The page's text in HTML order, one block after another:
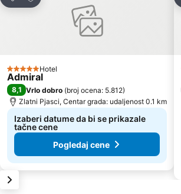
Deli
5 Zvezdice
Hotel
Admiral
8,1 Vrlo dobro (broj ocena: 5.812)
Zlatni Pjasci, Centar grada: udaljenost 0.1 km
Izaberi datume da bi se prikazale
tačne cene
Pogledaj cene